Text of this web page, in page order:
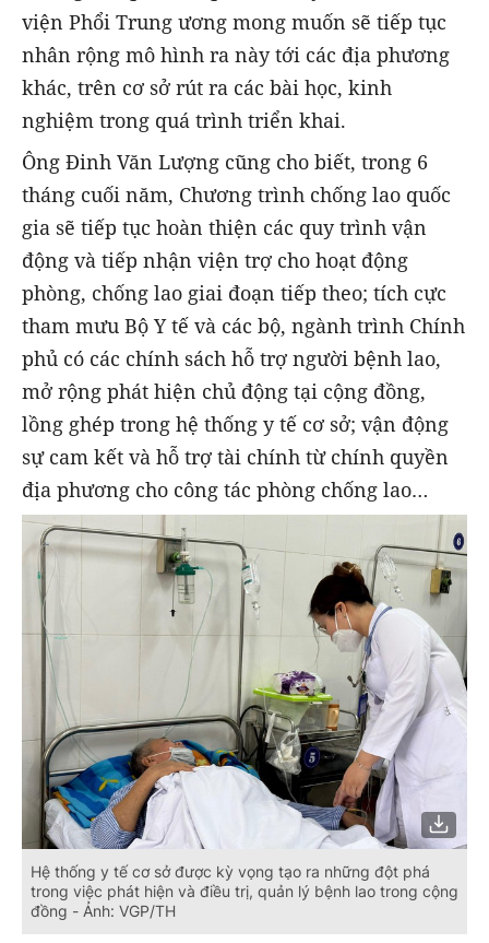
viện Phổi Trung ương mong muốn sẽ tiếp tục
nhân rộng mô hình ra này tới các địa phương
khác, trên cơ sở rút ra các bài học, kinh
nghiệm trong quá trình triển khai.
Ông Đinh Văn Lượng cũng cho biết, trong 6
tháng cuối năm, Chương trình chống lao quốc
gia sẽ tiếp tục hoàn thiện các quy trình vận
động và tiếp nhận viện trợ cho hoạt động
phòng, chống lao giai đoạn tiếp theo; tích cực
tham mưu Bộ Y tế và các bộ, ngành trình Chính
phủ có các chính sách hỗ trợ người bệnh lao,
mở rộng phát hiện chủ động tại cộng đồng,
lồng ghép trong hệ thống y tế cơ sở; vận động
sự cam kết và hỗ trợ tài chính từ chính quyền
địa phương cho công tác phòng chống lao…
Hệ thống y tế cơ sở được kỳ vọng tạo ra những đột phá
trong việc phát hiện và điều trị, quản lý bệnh lao trong cộng
đồng - Ảnh: VGP/TH